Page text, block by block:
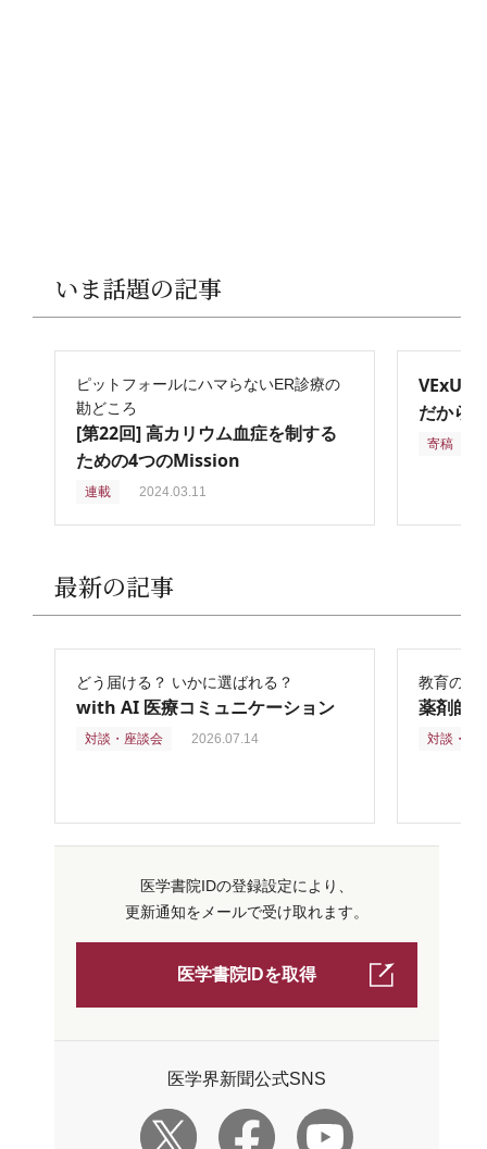
いま話題の記事
ピットフォールにハマらないER診療の
勘どころ
[第22回] 高カリウム血症を制する
ための4つのMission
連載 2024.03.11
VExUS
だから
寄稿
最新の記事
どう届ける？ いかに選ばれる？
with AI 医療コミュニケーション
対談・座談会 2026.07.14
教育の再
薬剤師
対談・座
医学書院IDの登録設定により、
更新通知をメールで受け取れます。
医学書院IDを取得
医学界新聞公式SNS